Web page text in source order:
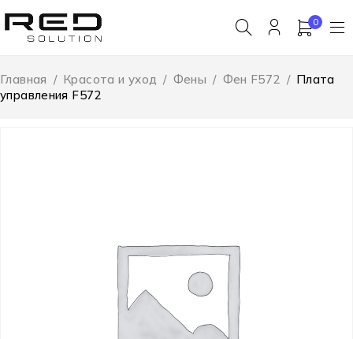
0
Главная / Красота и уход / Фены / Фен F572 / Плата
управления F572